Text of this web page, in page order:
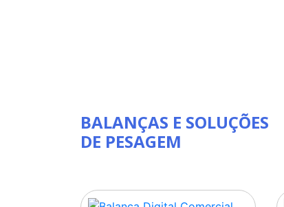
BALANÇAS E SOLUÇÕES
DE PESAGEM